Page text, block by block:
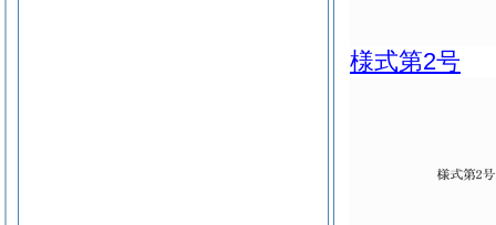
様式第2号